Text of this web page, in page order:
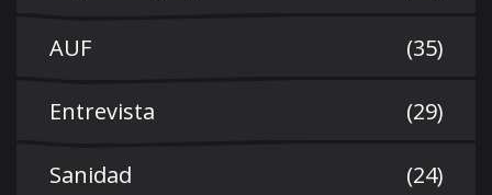
AUF (35)
Entrevista (29)
Sanidad (24)